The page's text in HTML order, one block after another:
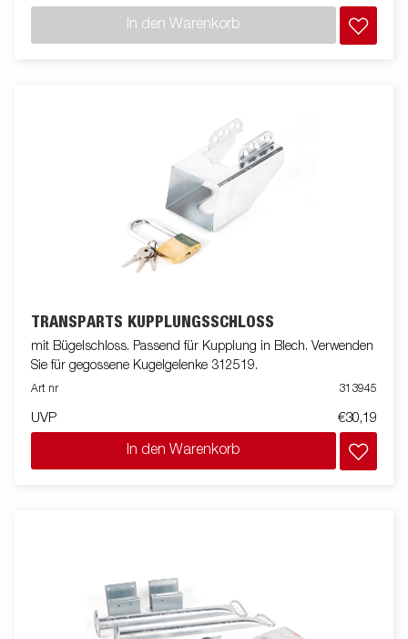
In den Warenkorb
TRANSPARTS KUPPLUNGSSCHLOSS
mit Bügelschloss. Passend für Kupplung in Blech. Verwenden
Sie für gegossene Kugelgelenke 312519.
Art nr 313945
UVP €30,19
In den Warenkorb